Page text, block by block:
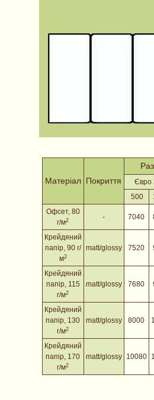
Матеріал Покриття
Євро
500
Офсет, 80
г/м2 - 7040
Крейдяний
папір, 90 г/
м2
matt/glossy 7520
Крейдяний
папір, 115
г/м2
matt/glossy 7680
Крейдяний
папір, 130
г/м2
matt/glossy 8000
Крейдяний
папір, 170
г/м2
matt/glossy 10080